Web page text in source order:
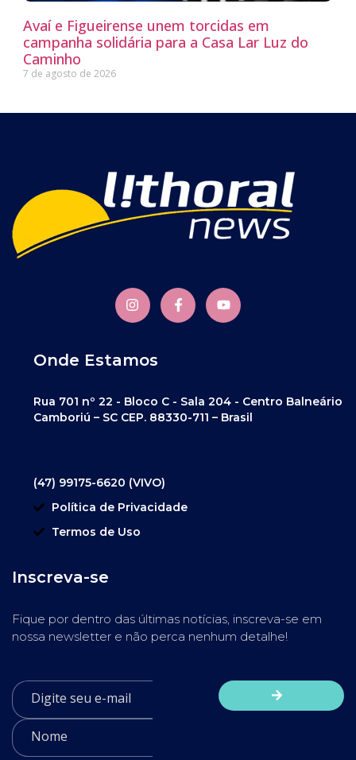
Avaí e Figueirense unem torcidas em
campanha solidária para a Casa Lar Luz do
Caminho
7 de agosto de 2026
Onde Estamos
Rua 701 nº 22 - Bloco C - Sala 204 - Centro Balneário
Camboriú – SC CEP. 88330-711 – Brasil
(47) 99175-6620 (VIVO)
Política de Privacidade
Termos de Uso
Inscreva-se
Fique por dentro das últimas notícias, inscreva-se em
nossa newsletter e não perca nenhum detalhe!